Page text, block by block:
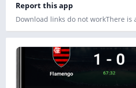
Report this app
Download links do not workThere is